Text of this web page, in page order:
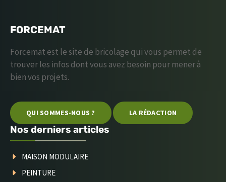
FORCEMAT
Forcemat est le site de bricolage qui vous permet de
trouver les infos dont vous avez besoin pour mener à
bien vos projets.
QUI SOMMES-NOUS ? LA RÉDACTION
Nos derniers articles
MAISON MODULAIRE
PEINTURE